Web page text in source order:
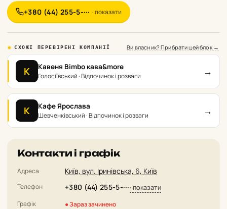
+380 (44) 255-5-··· · показати
СХОЖІ ПЕРЕВІРЕНІ КОМПАНІЇ Ви власник? Прибрати цей блок →
К Кавеня Bimbo кава&more
Голосіївський · Відпочинок і розваги →
К Кафе Ярослава
Шевченківський · Відпочинок і розваги →
Контакти і графік
Адреса Київ, вул. Іринівська, 6, Київ
Телефон +380 (44) 255-5-···· показати
Графік ● Зараз зачинено